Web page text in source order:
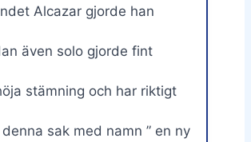
Alcazar gjorde han
även solo gjorde fint
stämning och har riktigt
sak med namn ” en ny